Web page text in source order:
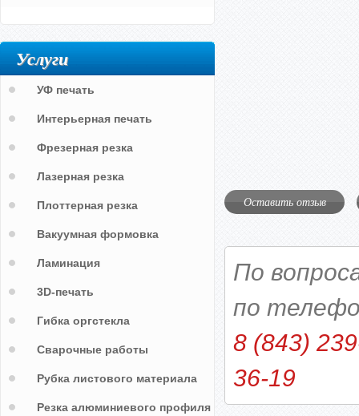
Оставить отзыв
По
по
8 (843)
36-19
Услуги
УФ печать
Интерьерная печать
Фрезерная резка
Лазерная резка
Плоттерная резка
Вакуумная формовка
Ламинация
3D-печать
Гибка оргстекла
Сварочные работы
Рубка листового материала
Резка алюминиевого профиля